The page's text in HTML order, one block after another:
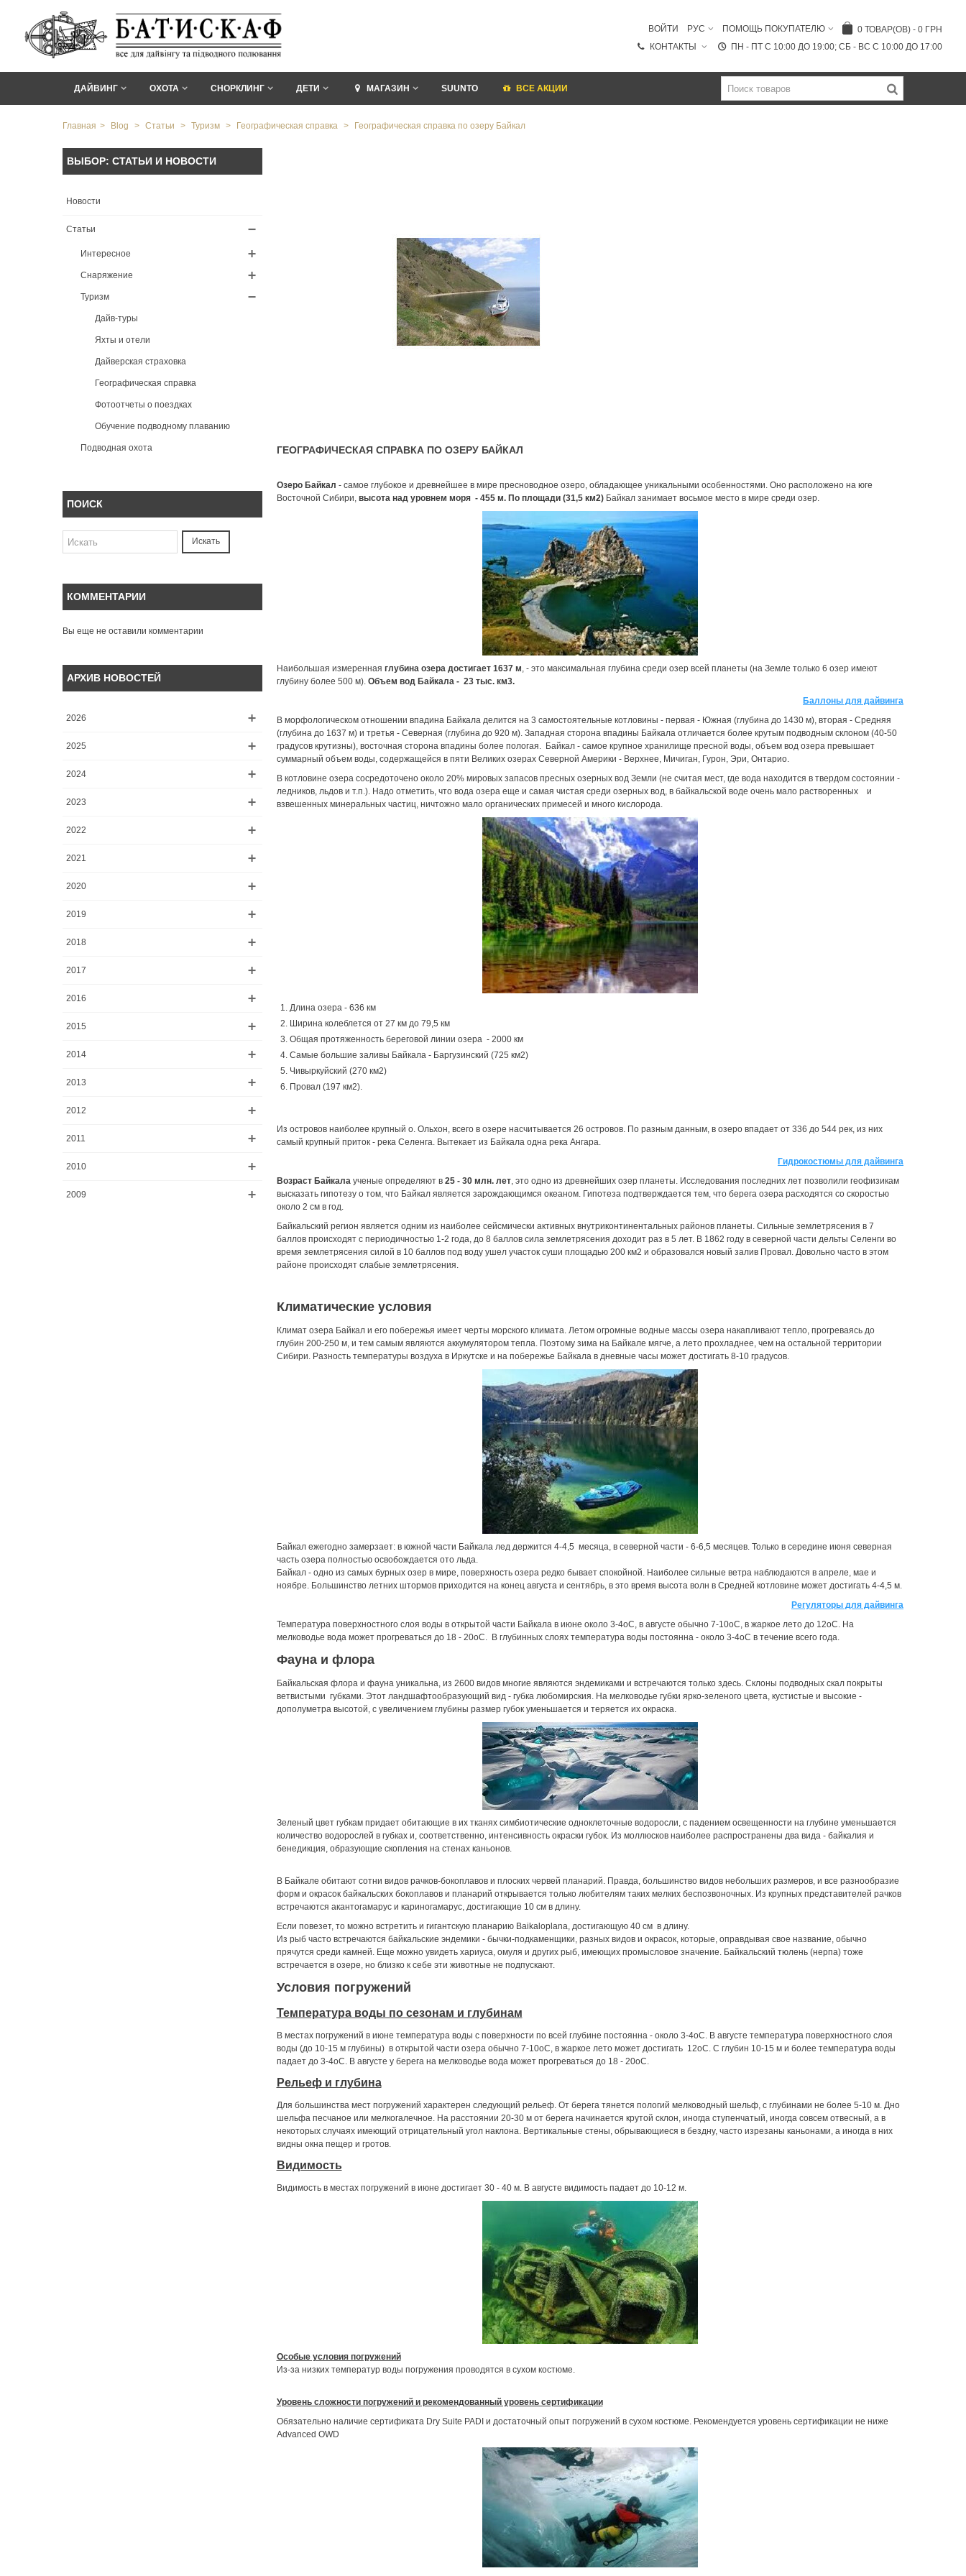
0 ТОВАР(ОВ) - 0 ГРН
ПОМОЩЬ ПОКУПАТЕЛЮ
РУС
ВОЙТИ
ПН - ПТ C 10:00 ДО 19:00; СБ - ВС С 10:00 ДО 17:00
КОНТАКТЫ
ДАЙВИНГ ОХОТА СНОРКЛИНГ ДЕТИ МАГАЗИН SUUNTO ВСЕ АКЦИИ
Главная > Blog > Статьи > Туризм > Географическая справка > Географическая справка по озеру Байкал
ВЫБОР: СТАТЬИ И НОВОСТИ
Новости
Статьи
Интересное
Снаряжение
Туризм
Дайв-туры
Яхты и отели
Дайверская страховка
Географическая справка
Фотоотчеты о поездках
Обучение подводному плаванию
Подводная охота
ПОИСК
Искать
КОММЕНТАРИИ
Вы еще не оставили комментарии
АРХИВ НОВОСТЕЙ
2026
2025
2024
2023
2022
2021
2020
2019
2018
2017
2016
2015
2014
2013
2012
2011
2010
2009
ГЕОГРАФИЧЕСКАЯ СПРАВКА ПО ОЗЕРУ БАЙКАЛ
Озеро Байкал - самое глубокое и древнейшее в мире пресноводное озеро, обладающее уникальными особенностями. Оно расположено на юге
Восточной Сибири, высота над уровнем моря - 455 м. По площади (31,5 км2)Байкал занимает восьмое место в мире среди озер.
Наибольшая измеренная глубина озера достигает 1637 м, - это максимальная глубина среди озер всей планеты (на Земле только 6 озер имеют
глубину более 500 м). Объем вод Байкала - 23 тыс. км3.
Баллоны для дайвинга
В морфологическом отношении впадина Байкала делится на 3 самостоятельные котловины - первая - Южная (глубина до 1430 м), вторая - Средняя
(глубина до 1637 м) и третья - Северная (глубина до 920 м). Западная сторона впадины Байкала отличается более крутым подводным склоном (40-50
градусов крутизны), восточная сторона впадины более пологая. Байкал - самое крупное хранилище пресной воды, объем вод озера превышает
суммарный объем воды, содержащейся в пяти Великих озерах Северной Америки - Верхнее, Мичиган, Гурон, Эри, Онтарио.
В котловине озера сосредоточено около 20% мировых запасов пресных озерных вод Земли (не считая мест, где вода находится в твердом состоянии -
ледников, льдов и т.п.). Надо отметить, что вода озера еще и самая чистая среди озерных вод, в байкальской воде очень мало растворенных и
взвешенных минеральных частиц, ничтожно мало органических примесей и много кислорода.
Длина озера - 636 км
Ширина колеблется от 27 км до 79,5 км
Общая протяженность береговой линии озера - 2000 км
Самые большие заливы Байкала - Баргузинский (725 км2)
Чивыркуйский (270 км2)
Провал (197 км2).
Из островов наиболее крупный о. Ольхон, всего в озере насчитывается 26 островов. По разным данным, в озеро впадает от 336 до 544 рек, из них
самый крупный приток - река Селенга. Вытекает из Байкала одна река Ангара.
Гидрокостюмы для дайвинга
Возраст Байкалаученые определяют в 25 - 30 млн. лет, это одно из древнейших озер планеты. Исследования последних лет позволили геофизикам
высказать гипотезу о том, что Байкал является зарождающимся океаном. Гипотеза подтверждается тем, что берега озера расходятся со скоростью
около 2 см в год.
Байкальский регион является одним из наиболее сейсмически активных внутриконтинентальных районов планеты. Сильные землетрясения в 7
баллов происходят с периодичностью 1-2 года, до 8 баллов сила землетрясения доходит раз в 5 лет. В 1862 году в северной части дельты Селенги во
время землетрясения силой в 10 баллов под воду ушел участок суши площадью 200 км2 и образовался новый залив Провал. Довольно часто в этом
районе происходят слабые землетрясения.
Климатические условия
Климат озера Байкал и его побережья имеет черты морского климата. Летом огромные водные массы озера накапливают тепло, прогреваясь до
глубин 200-250 м, и тем самым являются аккумулятором тепла. Поэтому зима на Байкале мягче, а лето прохладнее, чем на остальной территории
Сибири. Разность температуры воздуха в Иркутске и на побережье Байкала в дневные часы может достигать 8-10 градусов.
Байкал ежегодно замерзает: в южной части Байкала лед держится 4-4,5 месяца, в северной части - 6-6,5 месяцев. Только в середине июня северная
часть озера полностью освобождается ото льда.
Байкал - одно из самых бурных озер в мире, поверхность озера редко бывает спокойной. Наиболее сильные ветра наблюдаются в апреле, мае и
ноябре. Большинство летних штормов приходится на конец августа и сентябрь, в это время высота волн в Средней котловине может достигать 4-4,5 м.
Регуляторы для дайвинга
Температура поверхностного слоя воды в открытой части Байкала в июне около 3-4оС, в августе обычно 7-10оС, в жаркое лето до 12оС. На
мелководье вода может прогреваться до 18 - 20оС. В глубинных слоях температура воды постоянна - около 3-4оС в течение всего года.
Фауна и флора
Байкальская флора и фауна уникальна, из 2600 видов многие являются эндемиками и встречаются только здесь. Склоны подводных скал покрыты
ветвистыми губками. Этот ландшафтообразующий вид - губка любомирския. На мелководье губки ярко-зеленого цвета, кустистые и высокие -
дополуметра высотой, с увеличением глубины размер губок уменьшается и теряется их окраска.
Зеленый цвет губкам придает обитающие в их тканях симбиотические одноклеточные водоросли, с падением освещенности на глубине уменьшается
количество водорослей в губках и, соответственно, интенсивность окраски губок. Из моллюсков наиболее распространены два вида - байкалия и
бенедикция, образующие скопления на стенах каньонов.
В Байкале обитают сотни видов рачков-бокоплавов и плоских червей планарий. Правда, большинство видов небольших размеров, и все разнообразие
форм и окрасок байкальских бокоплавов и планарий открывается только любителям таких мелких беспозвоночных. Из крупных представителей рачков
встречаются акантогамарус и кариногамарус, достигающие 10 см в длину.
Если повезет, то можно встретить и гигантскую планарию Baikaloplana, достигающую 40 см в длину.
Из рыб часто встречаются байкальские эндемики - бычки-подкаменщики, разных видов и окрасок, которые, оправдывая свое название, обычно
прячутся среди камней. Еще можно увидеть хариуса, омуля и других рыб, имеющих промысловое значение. Байкальский тюлень (нерпа) тоже
встречается в озере, но близко к себе эти животные не подпускают.
Условия погружений
Температура воды по сезонам и глубинам
В местах погружений в июне температура воды с поверхности по всей глубине постоянна - около 3-4оС. В августе температура поверхностного слоя
воды (до 10-15 м глубины) в открытой части озера обычно 7-10оС, в жаркое лето может достигать 12оС. С глубин 10-15 м и более температура воды
падает до 3-4оС. В августе у берега на мелководье вода может прогреваться до 18 - 20оС.
Рельеф и глубина
Для большинства мест погружений характерен следующий рельеф. От берега тянется пологий мелководный шельф, с глубинами не более 5-10 м. Дно
шельфа песчаное или мелкогалечное. На расстоянии 20-30 м от берега начинается крутой склон, иногда ступенчатый, иногда совсем отвесный, а в
некоторых случаях имеющий отрицательный угол наклона. Вертикальные стены, обрывающиеся в бездну, часто изрезаны каньонами, а иногда в них
видны окна пещер и гротов.
Видимость
Видимость в местах погружений в июне достигает 30 - 40 м. В августе видимость падает до 10-12 м.
Особые условия погружений
Из-за низких температур воды погружения проводятся в сухом костюме.
Уровень сложности погружений и рекомендованный уровень сертификации
Обязательно наличие сертификата Dry Suite PADI и достаточный опыт погружений в сухом костюме. Рекомендуется уровень сертификации не ниже
Advanced OWD